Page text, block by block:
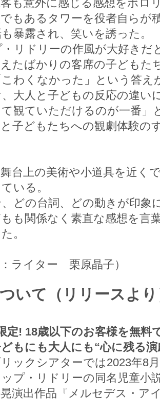
も意外に感じる感想をポロ
もあるタワーを役者自らが
暴露され、笑いを誘った。
リドリーの作風が大好きだ
たばかりの客席の子どもた
わくなかった」という答え
大人と子どもの反応の違い
観ていただけるのが一番」
子どもたちへの観劇体験の
台上の美術や小道具を近く
いる。
どの台詞、どの動きが印象
も関係なく素直な感想を言
。
：ライター 栗原晶子）
いて（リリースよ
定! 18歳以下のお客様を無料
もにも大人にも“心に残る演
ックシアターでは2023年8
プ・リドリーの同名児童小
演出作品『メルセデス・ア